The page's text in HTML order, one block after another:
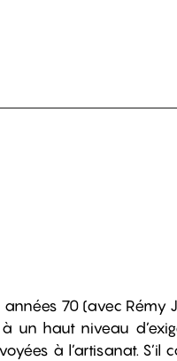
70 (avec Rémy
un haut niveau
à l’artisanat. S’il